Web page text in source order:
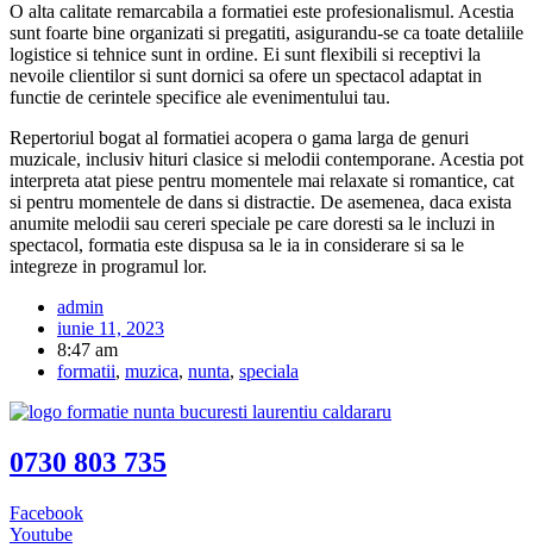
O alta calitate remarcabila a formatiei este profesionalismul. Acestia
sunt foarte bine organizati si pregatiti, asigurandu-se ca toate detaliile
logistice si tehnice sunt in ordine. Ei sunt flexibili si receptivi la
nevoile clientilor si sunt dornici sa ofere un spectacol adaptat in
functie de cerintele specifice ale evenimentului tau.
Repertoriul bogat al formatiei acopera o gama larga de genuri
muzicale, inclusiv hituri clasice si melodii contemporane. Acestia pot
interpreta atat piese pentru momentele mai relaxate si romantice, cat
si pentru momentele de dans si distractie. De asemenea, daca exista
anumite melodii sau cereri speciale pe care doresti sa le incluzi in
spectacol, formatia este dispusa sa le ia in considerare si sa le
integreze in programul lor.
admin
iunie 11, 2023
8:47 am
formatii, muzica, nunta, speciala
0730 803 735
Facebook
Youtube